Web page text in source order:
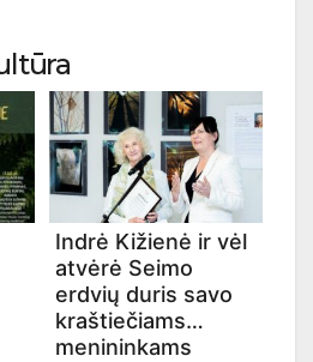
Indrė Kižienė ir vėl
atvėrė Seimo
erdvių duris savo
kraštiečiams
menininkams